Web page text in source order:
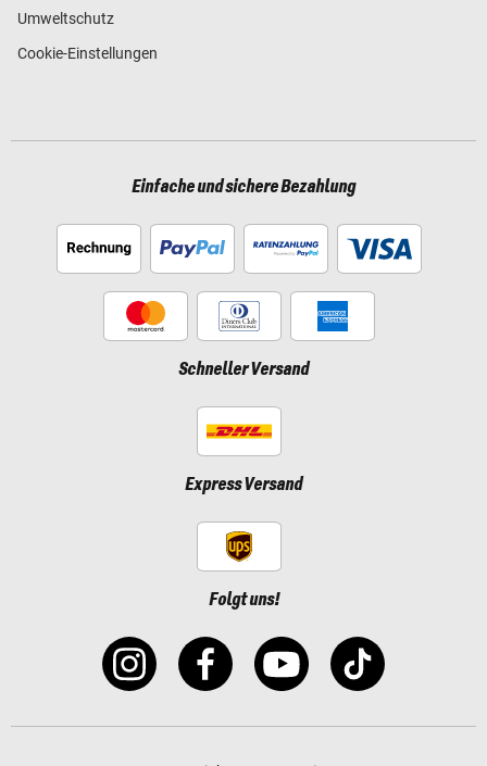
Umweltschutz
Cookie-Einstellungen
Einfache und sichere Bezahlung
Schneller Versand
Express Versand
Folgt uns!